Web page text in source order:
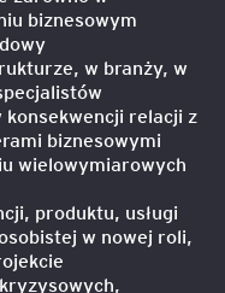
biznesowym
w branży, w
konsekwencji relacji z
biznesowymi
wielowymiarowych
produktu, usługi
w nowej roli,